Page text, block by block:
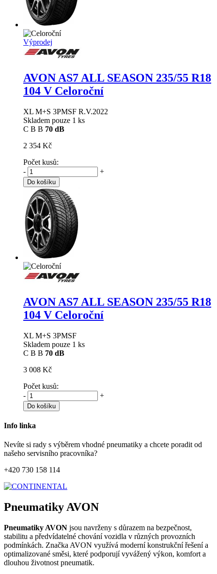
Výprodej
AVON AS7 ALL SEASON 235/55 R18
104 V Celoroční
XL M+S 3PMSF R.V.2022
Skladem pouze 1 ks
C B B 70 dB
2 354 Kč
Počet kusů:
-
+
Do košíku
AVON AS7 ALL SEASON 235/55 R18
104 V Celoroční
XL M+S 3PMSF
Skladem pouze 1 ks
C B B 70 dB
3 008 Kč
Počet kusů:
-
+
Do košíku
Info linka
Nevíte si rady s výběrem vhodné pneumatiky a chcete poradit od
našeho servisního pracovníka?
+420 730 158 114
Pneumatiky AVON
Pneumatiky AVON jsou navrženy s důrazem na bezpečnost,
stabilitu a předvídatelné chování vozidla v různých provozních
podmínkách. Značka AVON využívá moderní konstrukční řešení a
optimalizované směsi, které podporují vyvážený výkon, komfort a
dlouhou životnost pneumatik.